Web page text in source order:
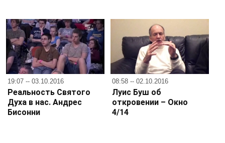
19:07 -- 03.10.2016
Реальность Святого
Духа в нас. Андрес
Бисонни
08:58 -- 02.10.2016
Луис Буш об
откровении – Окно
4/14